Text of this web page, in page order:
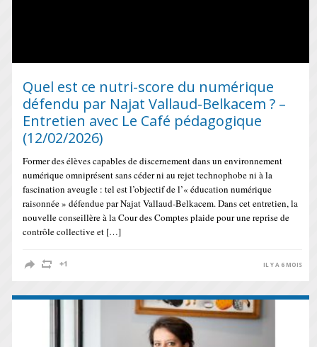
Quel est ce nutri-score du numérique
défendu par Najat Vallaud-Belkacem ? –
Entretien avec Le Café pédagogique
(12/02/2026)
Former des élèves capables de discernement dans un environnement
numérique omniprésent sans céder ni au rejet technophobe ni à la
fascination aveugle : tel est l’objectif de l’« éducation numérique
raisonnée » défendue par Najat Vallaud-Belkacem. Dans cet entretien, la
nouvelle conseillère à la Cour des Comptes plaide pour une reprise de
contrôle collective et […]
IL Y A 6 MOIS